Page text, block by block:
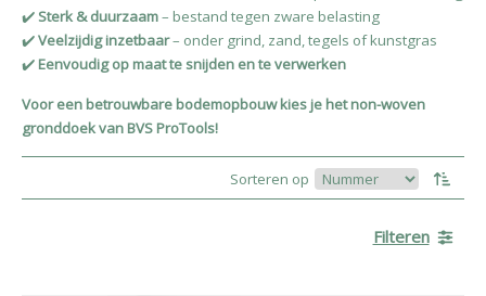
✔️Sterk & duurzaam– bestand tegen zware belasting
✔️Veelzijdig inzetbaar– onder grind, zand, tegels of kunstgras
✔️Eenvoudig op maat te snijden en te verwerken
Voor een betrouwbare bodemopbouw kies je het non-woven
gronddoek van BVS ProTools!
Sorteren op
Filteren